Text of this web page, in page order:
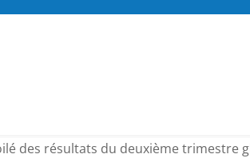
des résultats du deuxième trimestre